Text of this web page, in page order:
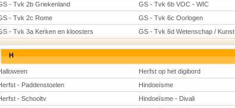
- Tvk 2b Griekenland
GS - Tvk 6b VOC - WIC
- Tvk 2c Rome
GS - Tvk 6c Oorlogen
- Tvk 3a Kerken en kloosters
GS - Tvk 6d Wetenschap / Kunst
H
Herfst op het digibord
- Paddenstoelen
Hindoeïsme
- Schooltv
Hindoeïsme - Divali